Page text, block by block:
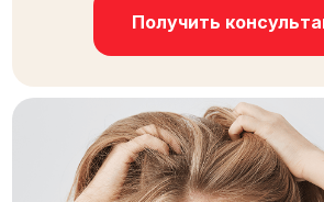
Получить